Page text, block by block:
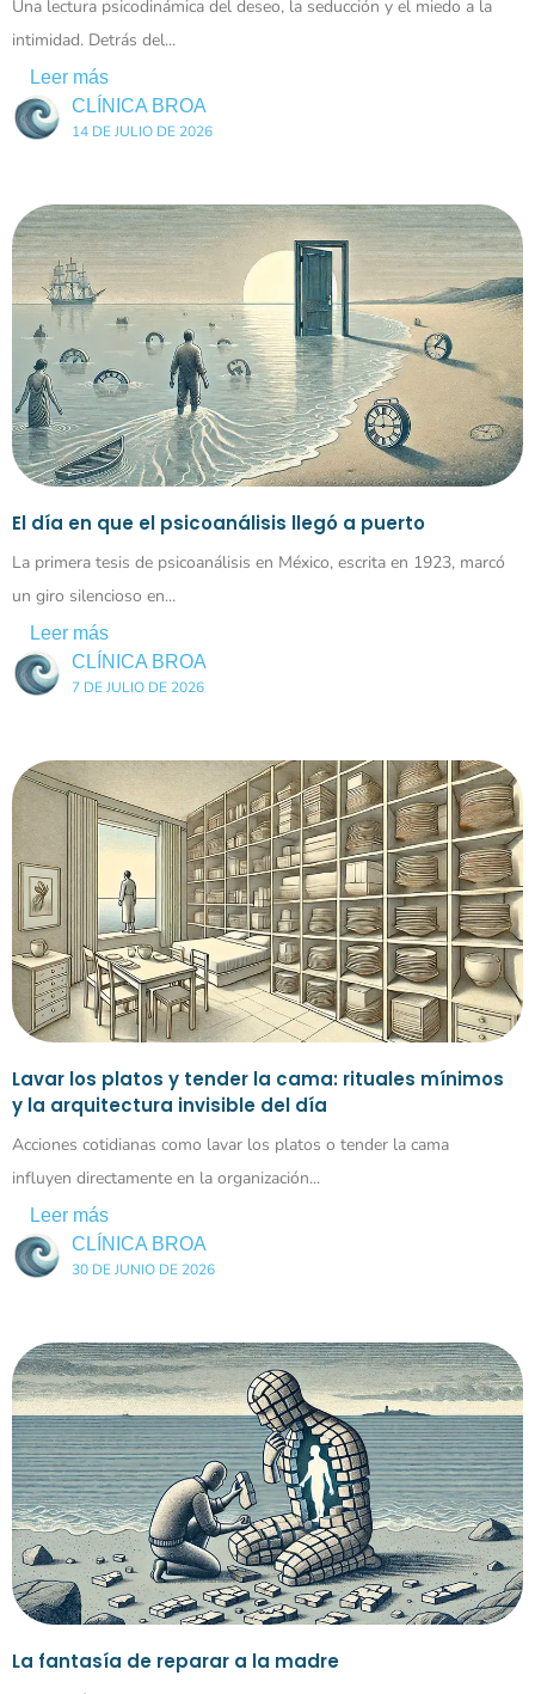
Una lectura psicodinámica del deseo, la seducción y el miedo a la
intimidad. Detrás del...
Leer más
CLÍNICA BROA
14 DE JULIO DE 2026
El día en que el psicoanálisis llegó a puerto
La primera tesis de psicoanálisis en México, escrita en 1923, marcó
un giro silencioso en...
Leer más
CLÍNICA BROA
7 DE JULIO DE 2026
Lavar los platos y tender la cama: rituales mínimos
y la arquitectura invisible del día
Acciones cotidianas como lavar los platos o tender la cama
influyen directamente en la organización...
Leer más
CLÍNICA BROA
30 DE JUNIO DE 2026
La fantasía de reparar a la madre